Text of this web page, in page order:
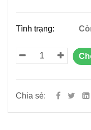
Tình trạng:
Chia sẻ: